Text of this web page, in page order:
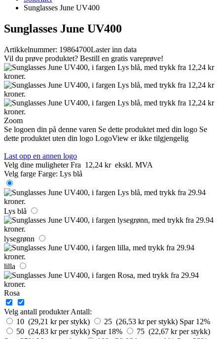
Sunglasses June UV400
Sunglasses June UV400
Artikkelnummer: 19864700Laster inn data
Vil du prøve produktet? Bestill en gratis vareprøve!
Zoom
Se logoen din på denne varen Se dette produktet med din logo Se
dette produktet uten din logo LogoView er ikke tilgjengelig
Last opp en annen logo
Velg dine muligheter Fra 12,24 kr ekskl. MVA
Velg farge Farge: Lys blå
Lys blå
lysegrønn
lilla
Rosa
Velg antall produkter Antall:
10 (29,21 kr per stykk)
25 (26,53 kr per stykk) Spar 12%
50 (24,83 kr per stykk) Spar 18%
75 (22,67 kr per stykk)